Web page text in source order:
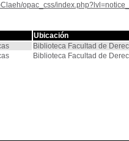
opac_css/
Ubicación
Biblioteca Facultad de
Biblioteca Facultad de